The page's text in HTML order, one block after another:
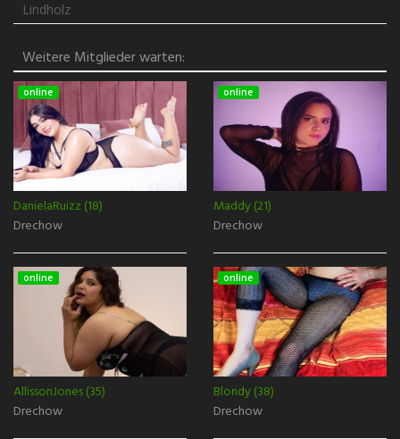
Lindholz
Weitere Mitglieder warten:
online
DanielaRuizz (18)
Drechow
online
Maddy (21)
Drechow
online
AllissonJones (35)
Drechow
online
Blondy (38)
Drechow